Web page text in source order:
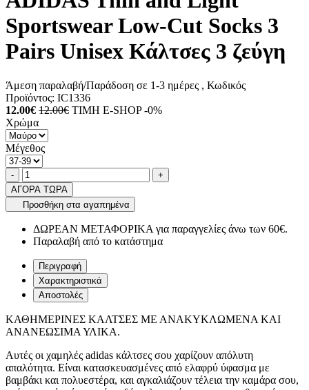
Sportswear Low-Cut Socks 3
Pairs Unisex Κάλτσες 3 ζεύγη
Άμεση παραλαβή/Παράδοση σε 1-3 ημέρες , Κωδικός
Προϊόντος: IC1336
12.00€ 12.00€ ΤΙΜΗ E-SHOP -0%
Χρώμα
Μέγεθος
Ποσότητα
-product.increase.quantity +
ΑΓΟΡΑ ΤΩΡΑ
Προσθήκη στα αγαπημένα
ΔΩΡΕΑΝ ΜΕΤΑΦΟΡΙΚΑ για παραγγελίες άνω των 60€.
Παραλαβή από το κατάστημα
Περιγραφή
Χαρακτηριστικά
Αποστολές
ΚΑΘΗΜΕΡΙΝΕΣ ΚΑΛΤΣΕΣ ΜΕ ΑΝΑΚΥΚΛΩΜΕΝΑ ΚΑΙ
ΑΝΑΝΕΩΣΙΜΑ ΥΛΙΚΑ.
Αυτές οι χαμηλές adidas κάλτσες σου χαρίζουν απόλυτη
απαλότητα. Είναι κατασκευασμένες από ελαφρύ ύφασμα με
βαμβάκι και πολυεστέρα, και αγκαλιάζουν τέλεια την καμάρα σου,